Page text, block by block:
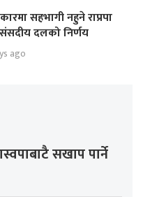
सहभागी नहुने राप्रपा
दलको निर्णय
ago
सखाप पार्ने